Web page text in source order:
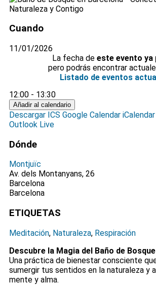
Cuando
11/01/2026
La fecha de este evento ya
pero podrás encontrar
Listado de eventos
12:00 - 13:30
Añadir al calendario
Descargar ICS Google Calendar iCalendar
Outlook Live
Dónde
Montjuïc
Av. dels Montanyans, 26
Barcelona
Barcelona
ETIQUETAS
Meditación, Naturaleza, Respiración
Descubre la Magia del Baño de
Una práctica de bienestar consciente
sumergir tus sentidos en la naturaleza y
mente y alma.